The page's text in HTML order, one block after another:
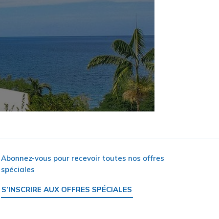
Abonnez-vous pour recevoir toutes nos offres
spéciales
S’INSCRIRE AUX OFFRES SPÉCIALES